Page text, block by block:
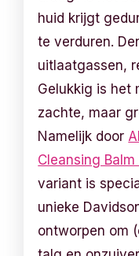
huid krijgt
te verduren.
uitlaatgassen,
Gelukkig is het
zachte, maar
Namelijk door
Cleansing Balm
variant is
unieke
ontworpen om